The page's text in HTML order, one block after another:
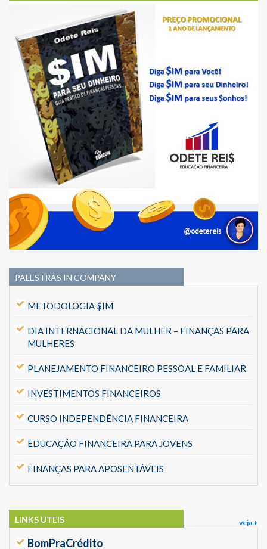
PALESTRAS IN COMPANY
METODOLOGIA $IM
DIA INTERNACIONAL DA MULHER – FINANÇAS PARA
MULHERES
PLANEJAMENTO FINANCEIRO PESSOAL E FAMILIAR
INVESTIMENTOS FINANCEIROS
CURSO INDEPENDÊNCIA FINANCEIRA
EDUCAÇÃO FINANCEIRA PARA JOVENS
FINANÇAS PARA APOSENTÁVEIS
veja +
LINKS ÚTEIS
BomPraCrédito